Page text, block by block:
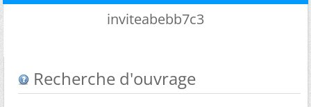
inviteabebb7c3
Recherche d'ouvrage